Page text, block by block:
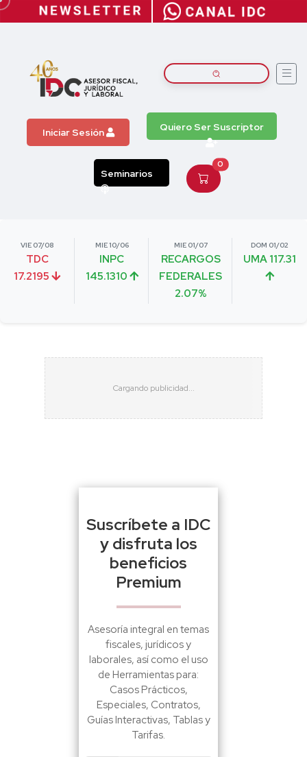
Iniciar Sesión Quiero Ser Suscriptor
Seminarios
0
VIE 07/08
TDC
17.2195
MIE 10/06
INPC
145.1310
MIE 01/07
RECARGOS
FEDERALES
2.07%
DOM 01/02
UMA 117.31
Suscríbete a IDC
y disfruta los
beneficios
Premium
Asesoría integral en temas
fiscales, jurídicos y
laborales, así como el uso
de Herramientas para:
Casos Prácticos,
Especiales, Contratos,
Guías Interactivas, Tablas y
Tarifas.